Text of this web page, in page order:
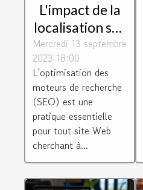
L'impact de la
localisation sur
le SEO :
pourquoi
choisir un
consultant à
Paris
Mercredi 13 septembre
2023 18:00
L'optimisation des
moteurs de recherche
(SEO) est une
pratique essentielle
pour tout site Web
cherchant à...